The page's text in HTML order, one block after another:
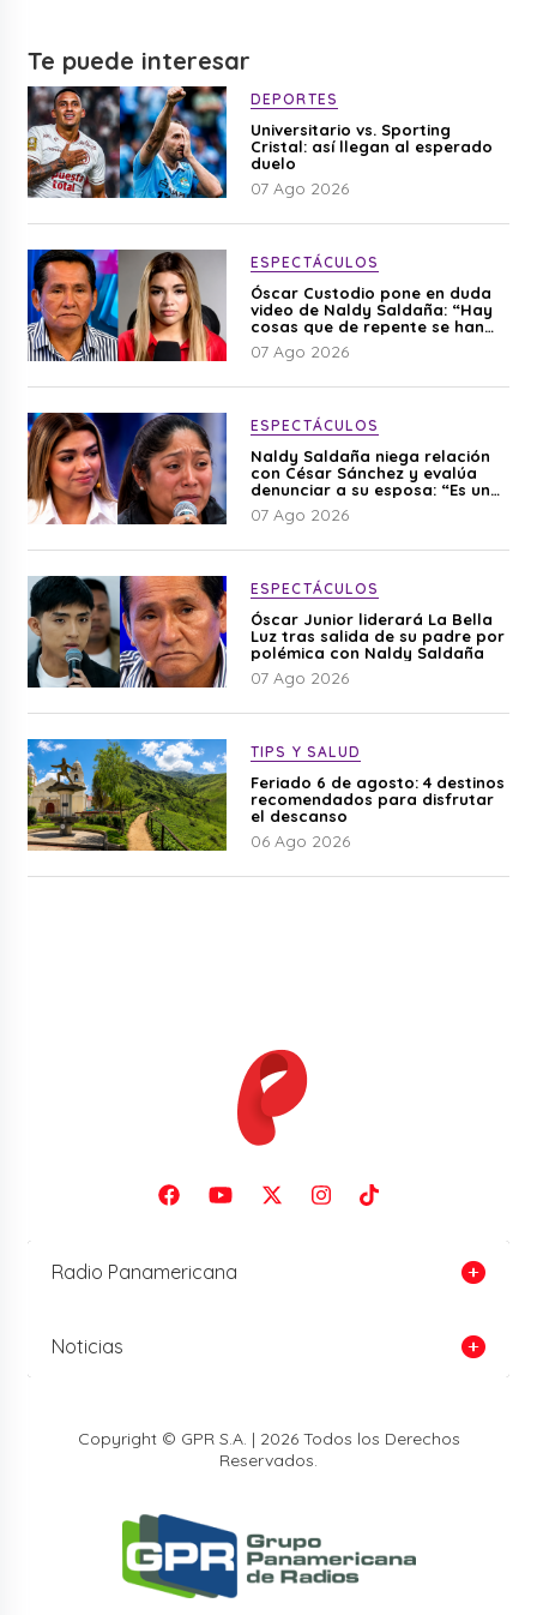
Te puede interesar
DEPORTES
Universitario vs. Sporting
Cristal: así llegan al esperado
duelo
07 Ago 2026
ESPECTÁCULOS
Óscar Custodio pone en duda
video de Naldy Saldaña: “Hay
cosas que de repente se han
editado”
07 Ago 2026
ESPECTÁCULOS
Naldy Saldaña niega relación
con César Sánchez y evalúa
denunciar a su esposa: “Es una
difamación”
07 Ago 2026
ESPECTÁCULOS
Óscar Junior liderará La Bella
Luz tras salida de su padre por
polémica con Naldy Saldaña
07 Ago 2026
TIPS Y SALUD
Feriado 6 de agosto: 4 destinos
recomendados para disfrutar
el descanso
06 Ago 2026
Radio Panamericana
Noticias
Copyright © GPR S.A. | 2026 Todos los Derechos
Reservados.